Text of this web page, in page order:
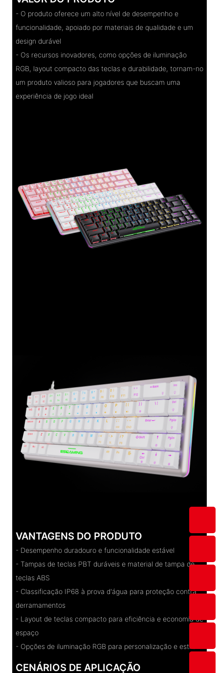
- O produto oferece um alto nível de desempenho e
funcionalidade, apoiado por materiais de qualidade e um
design durável
- Os recursos inovadores, como opções de iluminação
RGB, layout compacto das teclas e durabilidade, tornam-no
um produto valioso para jogadores que buscam uma
experiência de jogo ideal
VANTAGENS DO PRODUTO
- Desempenho duradouro e funcionalidade estável
- Tampas de teclas PBT duráveis ​​e material de tampa de
teclas ABS
- Classificação IP68 à prova d'água para proteção contra
derramamentos
- Layout de teclas compacto para eficiência e economia de
espaço
- Opções de iluminação RGB para personalização e estilo
CENÁRIOS DE APLICAÇÃO